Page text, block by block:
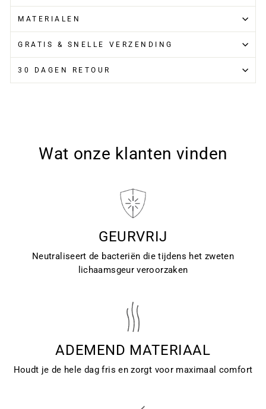
MATERIALEN
GRATIS & SNELLE VERZENDING
30 DAGEN RETOUR
Wat onze klanten vinden
GEURVRIJ
Neutraliseert de bacteriën die tijdens het zweten
lichaamsgeur veroorzaken
ADEMEND MATERIAAL
Houdt je de hele dag fris en zorgt voor maximaal comfort